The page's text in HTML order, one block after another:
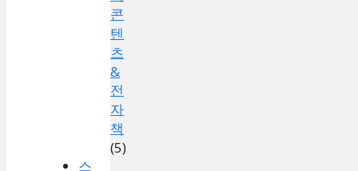
콘
텐
츠
&
전
자
책
(5)
스